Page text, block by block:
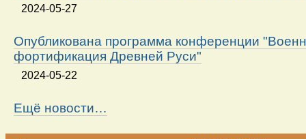
2024-05-27
Опубликована программа конференции
фортификация Древней Руси"
2024-05-22
Ещё новости…